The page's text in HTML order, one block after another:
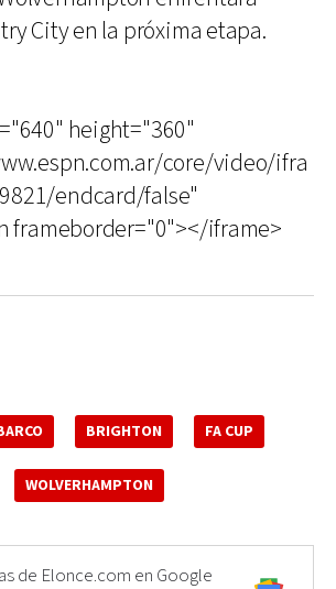
City en la próxima etapa.
height="360"
core/video/ifra
endcard/false"
frameborder="0"></iframe>
BRIGHTON FA CUP
WOLVERHAMPTON
de Elonce.com en Google